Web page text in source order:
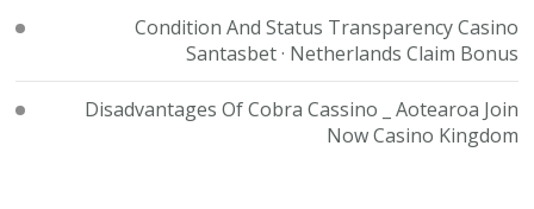
Condition And Status Transparency Casino
Santasbet · Netherlands Claim Bonus
Disadvantages Of Cobra Cassino _ Aotearoa Join
Now Casino Kingdom